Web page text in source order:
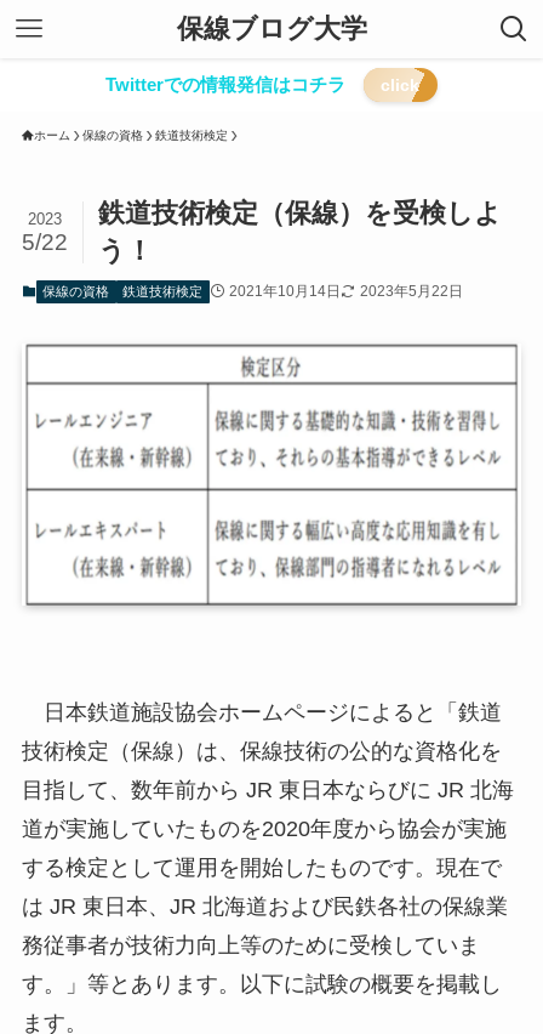
保線ブログ大学
Twitterでの情報発信はコチラ click
ホーム 保線の資格 鉄道技術検定
鉄道技術検定（保線）を受検しよ
う！
2023
5/22
保線の資格 鉄道技術検定 2021年10月14日 2023年5月22日
日本鉄道施設協会ホームページによると「鉄道
技術検定（保線）は、保線技術の公的な資格化を
目指して、数年前から JR 東日本ならびに JR 北海
道が実施していたものを2020年度から協会が実施
する検定として運用を開始したものです。現在で
は JR 東日本、JR 北海道および民鉄各社の保線業
務従事者が技術力向上等のために受検していま
す。」等とあります。以下に試験の概要を掲載し
ます。